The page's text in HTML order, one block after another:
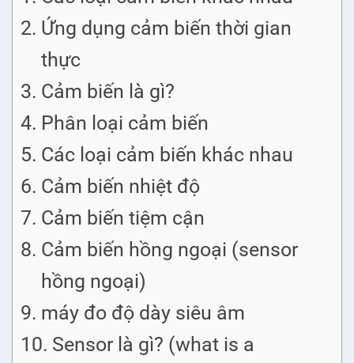
Ứng dụng cảm biến thời gian
thực
Cảm biến là gì?
Phân loại cảm biến
Các loại cảm biến khác nhau
Cảm biến nhiệt độ
Cảm biến tiệm cận
Cảm biến hồng ngoại (sensor
hồng ngoại)
máy đo độ dày siêu âm
Sensor là gì? (what is a